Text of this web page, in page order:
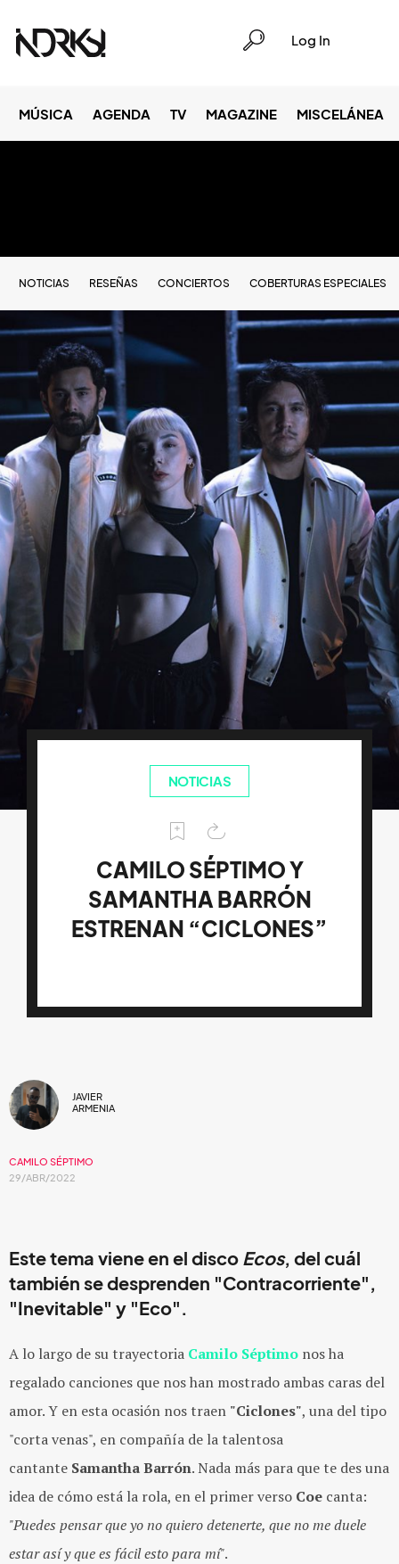
Log In
MÚSICA AGENDA TV MAGAZINE MISCELÁNEA
NOTICIAS RESEÑAS CONCIERTOS COBERTURAS ESPECIALES
NOTICIAS
CAMILO SÉPTIMO Y
SAMANTHA BARRÓN
ESTRENAN “CICLONES”
JAVIER
ARMENIA
CAMILO SÉPTIMO
29/ABR/2022
Este tema viene en el disco Ecos, del cuál
también se desprenden "Contracorriente",
"Inevitable" y "Eco".
A lo largo de su trayectoria Camilo Séptimo nos ha
regalado canciones que nos han mostrado ambas caras del
amor. Y en esta ocasión nos traen "Ciclones", una del tipo
"corta venas", en compañía de la talentosa
cantante Samantha Barrón. Nada más para que te des una
idea de cómo está la rola, en el primer verso Coe canta:
"Puedes pensar que yo no quiero detenerte, que no me duele
estar así y que es fácil esto para mí".